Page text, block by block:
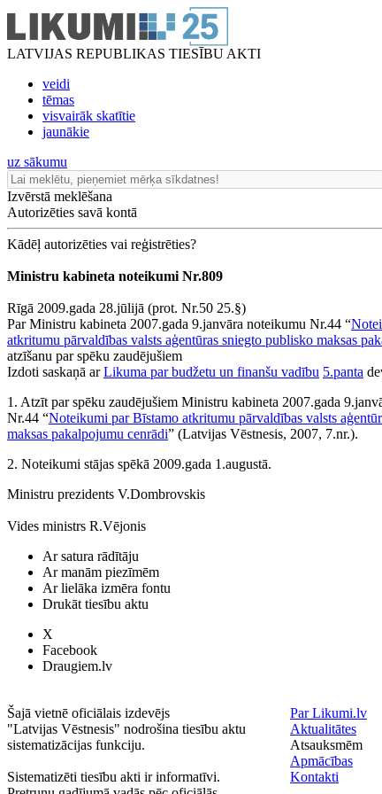
LATVIJAS REPUBLIKAS TIESĪBU AKTI
veidi
tēmas
visvairāk skatītie
jaunākie
uz sākumu
Izvērstā meklēšana
Autorizēties savā kontā
Kādēļ autorizēties vai reģistrēties?
Ministru kabineta noteikumi Nr.809
Rīgā 2009.gada 28.jūlijā (prot. Nr.50 25.§)
Par Ministru kabineta 2007.gada 9.janvāra noteikumu Nr.44 “
atkritumu pārvaldības valsts aģentūras sniegto publisko maksas
atzīšanu par spēku zaudējušiem
Izdoti saskaņā arLikuma par budžetu un finanšu vadību 5.panta
1. Atzīt par spēku zaudējušiem Ministru kabineta 2007.gada
Nr.44 “Noteikumi par Bīstamo atkritumu pārvaldības valsts
maksas pakalpojumu cenrādi” (Latvijas Vēstnesis, 2007, 7.nr.).
2. Noteikumi stājas spēkā 2009.gada 1.augustā.
Ministru prezidents V.Dombrovskis
Vides ministrs R.Vējonis
Ar satura rādītāju
Ar manām piezīmēm
Ar lielāka izmēra fontu
Drukāt tiesību aktu
X
Facebook
Draugiem.lv
Šajā vietnē oficiālais izdevējs
"Latvijas Vēstnesis" nodrošina tiesību aktu
sistematizācijas funkciju.
Sistematizēti tiesību akti ir informatīvi.
Par Likumi.lv
Aktualitātes
Atsauksmēm
Apmācības
Kontakti